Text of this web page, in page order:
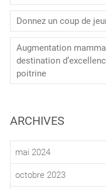
Donnez un coup de
Augmentation
destination
poitrine
ARCHIVES
mai 2024
octobre 2023